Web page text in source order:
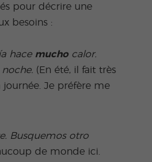
pour décrire une
besoins :
hace muchocalor.
(En été, il fait très
Je préfère me
Busquemos otro
de monde ici.